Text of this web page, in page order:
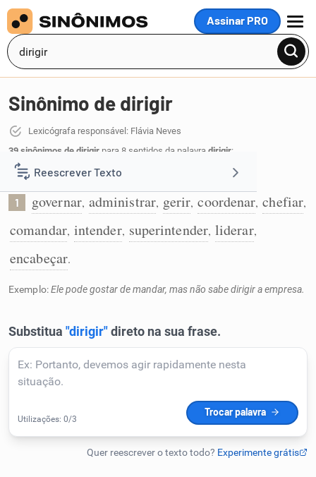
Assinar PRO
MENU
Reescrever Texto
Resumir Texto
Corrigir Texto
Detector de IA
Humanizador de IA
Sinônimo de dirigir
Lexicógrafa responsável: Flávia Neves
39 sinônimos de dirigir para 8 sentidos da palavra dirigir:
Governar ou administrar algo:
1 governar, administrar, gerir, coordenar, chefiar,
comandar, intender, superintender, liderar,
encabeçar.
Exemplo:Ele pode gostar de mandar, mas não sabe dirigir a empresa.